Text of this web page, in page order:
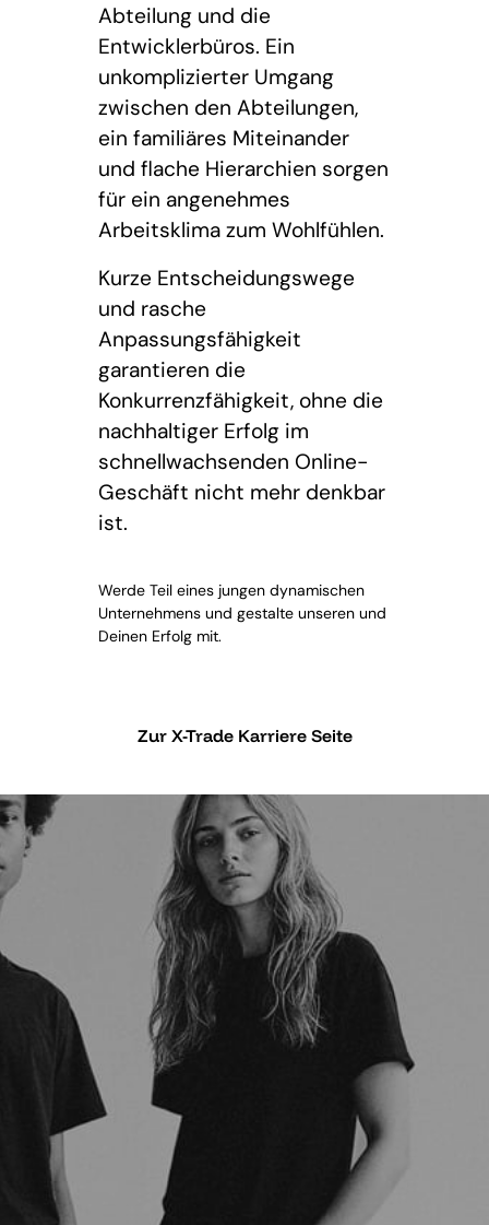
Abteilung und die
Entwicklerbüros. Ein
unkomplizierter Umgang
zwischen den Abteilungen,
ein familiäres Miteinander
und flache Hierarchien sorgen
für ein angenehmes
Arbeitsklima zum Wohlfühlen.
Kurze Entscheidungswege
und rasche
Anpassungsfähigkeit
garantieren die
Konkurrenzfähigkeit, ohne die
nachhaltiger Erfolg im
schnellwachsenden Online-
Geschäft nicht mehr denkbar
ist.
Werde Teil eines jungen dynamischen
Unternehmens und gestalte unseren und
Deinen Erfolg mit.
Zur X-Trade Karriere Seite